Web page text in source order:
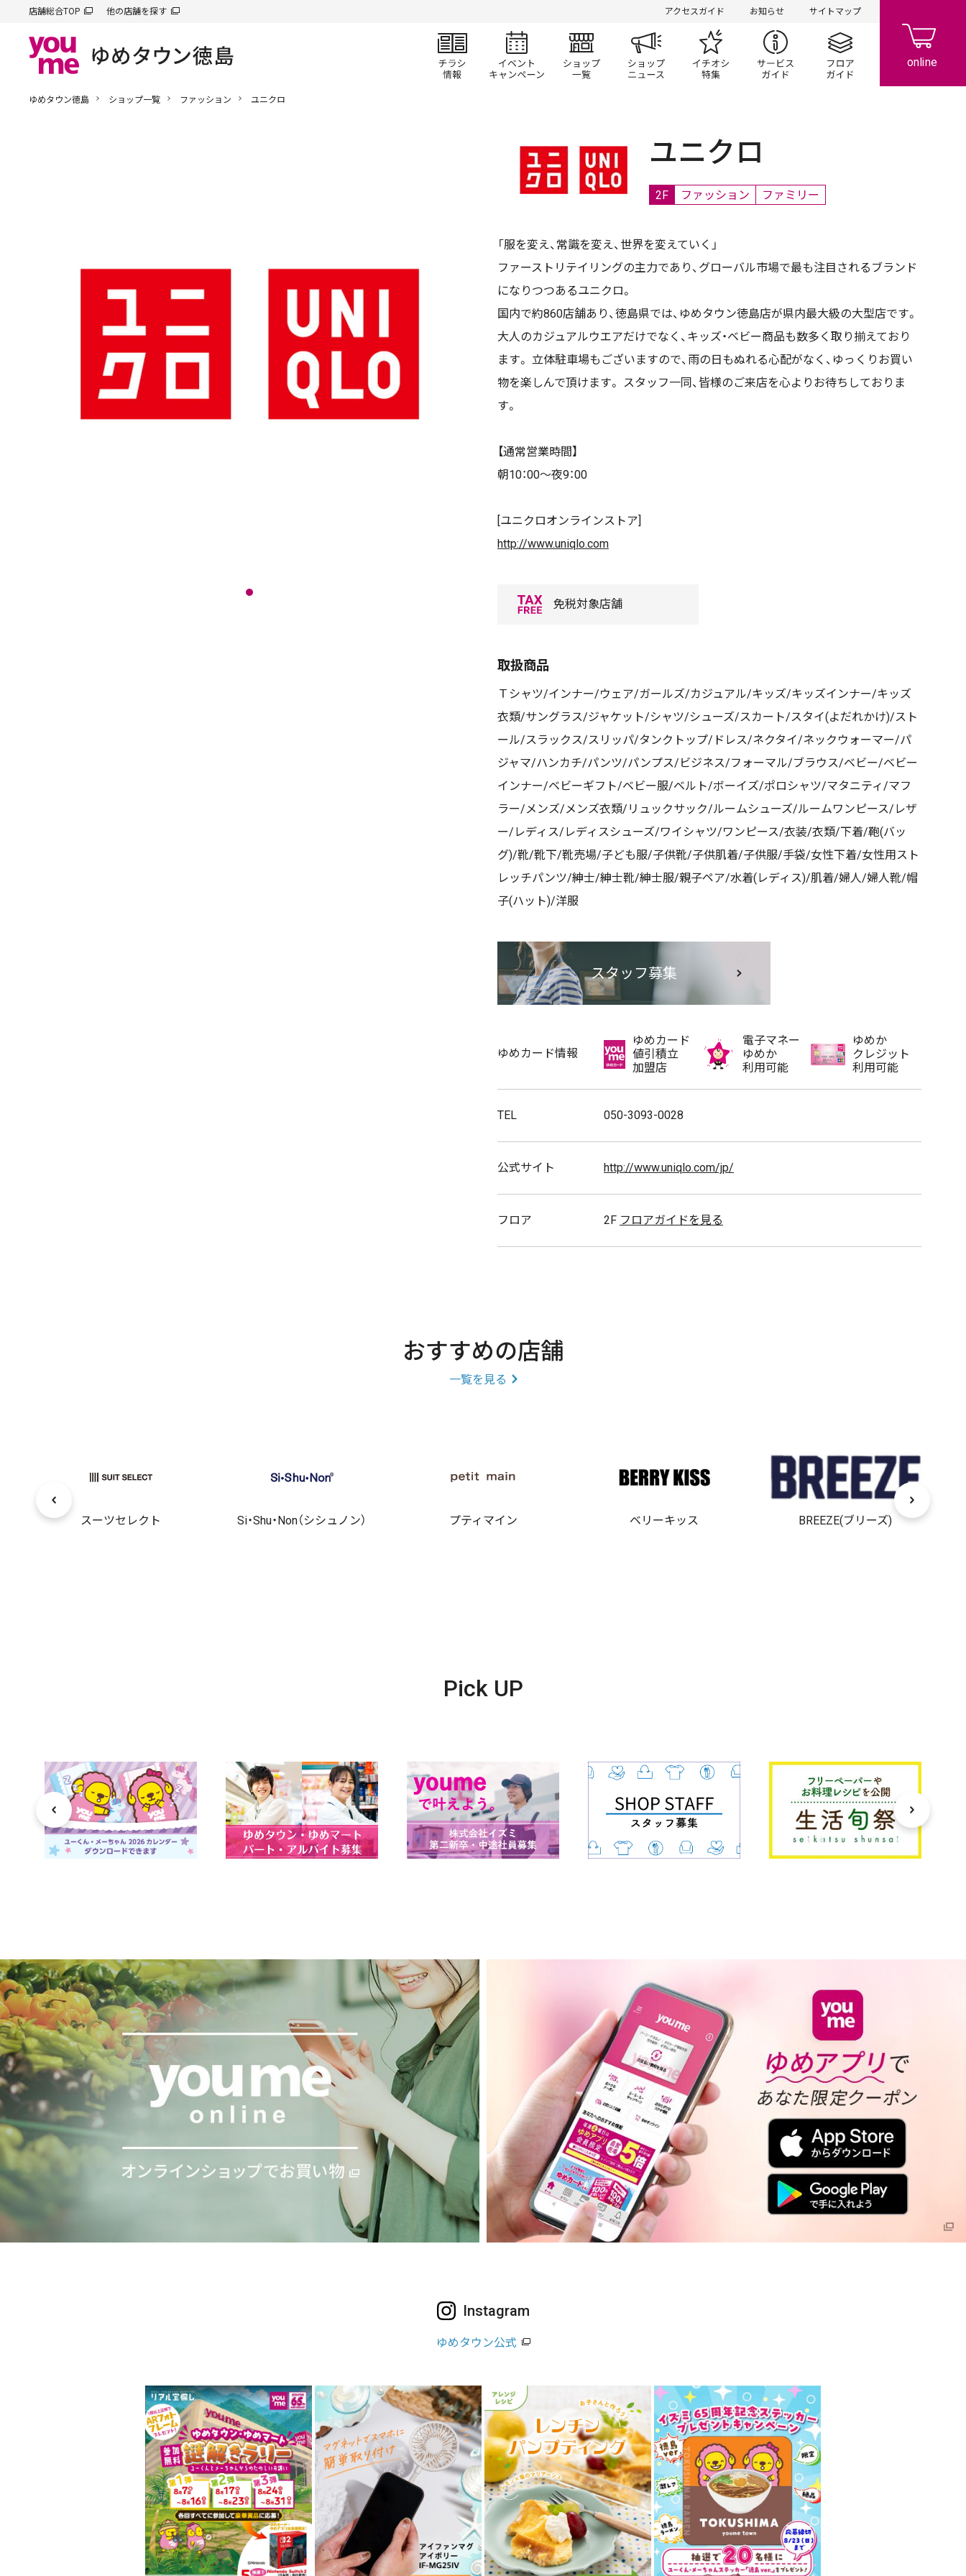
店舗総合TOP 他の店舗を探す アクセスガイド お知らせ サイトマップ
チラシ情報 イベント/キャンペーン
ショップ一覧 ショップニュースイチオシ特集 サービスガイドフロアガイド
ゆめタウン徳島 ショップ一覧 ファッション ユニクロ
ユニクロ
2F ファッション ファミリー
「服を変え、常識を変え、世界を変えていく」
ファーストリテイリングの主力であり、グローバル市場で最も注目されるブランド
になりつつあるユニクロ。
国内で約860店舗あり、徳島県では、ゆめタウン徳島店が県内最大級の大型店です。
大人のカジュアルウエアだけでなく、キッズ・ベビー商品も数多く取り揃えており
ます。 立体駐車場もございますので、雨の日もぬれる心配がなく、ゆっくりお買い
物を楽しんで頂けます。 スタッフ一同、皆様のご来店を心よりお待ちしておりま
す。
【通常営業時間】
朝10：00～夜9：00
[ユニクロオンラインストア]
http://www.uniqlo.com
免税対象店舗
取扱商品
Ｔシャツ/インナー/ウェア/ガールズ/カジュアル/キッズ/キッズインナー/キッズ
衣類/サングラス/ジャケット/シャツ/シューズ/スカート/スタイ(よだれかけ)/スト
ール/スラックス/スリッパ/タンクトップ/ドレス/ネクタイ/ネックウォーマー/パ
ジャマ/ハンカチ/パンツ/パンプス/ビジネス/フォーマル/ブラウス/ベビー/ベビー
インナー/ベビーギフト/ベビー服/ベルト/ボーイズ/ポロシャツ/マタニティ/マフ
ラー/メンズ/メンズ衣類/リュックサック/ルームシューズ/ルームワンピース/レザ
ー/レディス/レディスシューズ/ワイシャツ/ワンピース/衣装/衣類/下着/鞄(バッ
グ)/靴/靴下/靴売場/子ども服/子供靴/子供肌着/子供服/手袋/女性下着/女性用スト
レッチパンツ/紳士/紳士靴/紳士服/親子ペア/水着(レディス)/肌着/婦人/婦人靴/帽
子(ハット)/洋服
スタッフ募集
ゆめカード情報
ゆめカード
値引積立
加盟店
電子マネー
ゆめか
利用可能
ゆめか
クレジット
利用可能
TEL 050-3093-0028
公式サイト http://www.uniqlo.com/jp/
フロア 2F フロアガイドを見る
おすすめの店舗
一覧を見る
スーツセレクト Si・Shu・Non（シシュノン） プティマイン ベリーキッス BREEZE(ブリーズ)
Pick UP
Instagram
ゆめタウン公式